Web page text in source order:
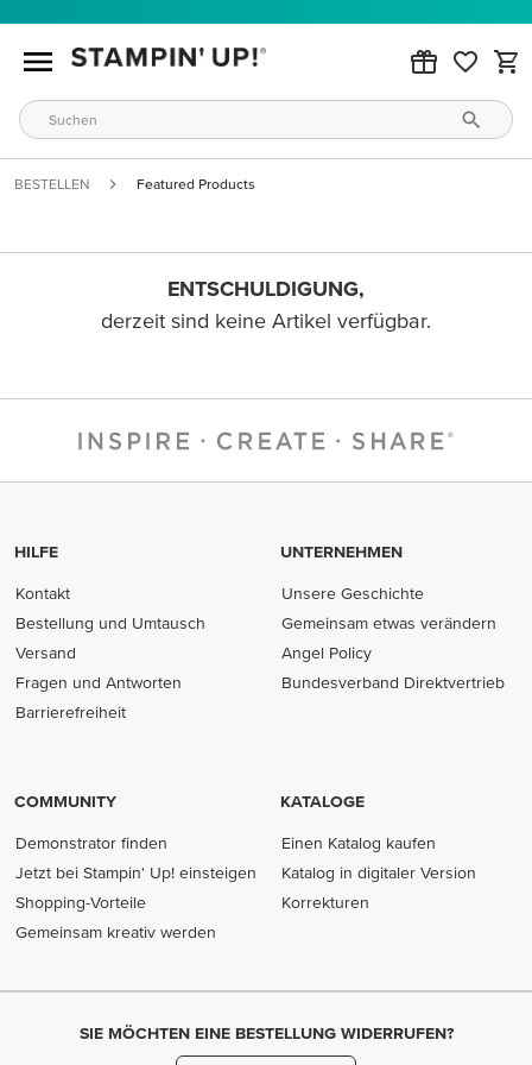
BESTELLEN Featured Products
ENTSCHULDIGUNG,
derzeit sind keine Artikel verfügbar.
HILFE
Kontakt
Bestellung und Umtausch
Versand
Fragen und Antworten
Barrierefreiheit
UNTERNEHMEN
Unsere Geschichte
Gemeinsam etwas verändern
Angel Policy
Bundesverband Direktvertrieb
COMMUNITY
Demonstrator finden
Jetzt bei Stampin' Up! einsteigen
Shopping-Vorteile
Gemeinsam kreativ werden
KATALOGE
Einen Katalog kaufen
Katalog in digitaler Version
Korrekturen
SIE MÖCHTEN EINE BESTELLUNG WIDERRUFEN?